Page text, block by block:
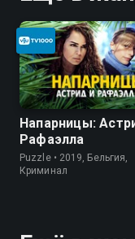
Напарницы:
Рафаэлла
Puzzle • 2019, Бельгия,
Криминал